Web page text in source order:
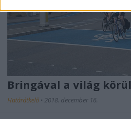
Bringával a világ körül
Határátkelő • 2018. december 16.